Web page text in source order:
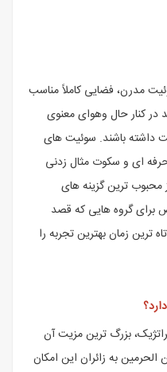
با ۲۰۰ اتاق و سوئیت مدرن، فضایی کاملاً مناسب
در کنار حال وهوای معنوی
داشته باشند. سوئیت های
ای و سکوت مثال زدنی
ترین گزینه های
برای گروه هایی که قصد
ترین زمان بهترین تجربه را
بزرگ ترین مزیت آن
ای تا بین الحرمین به زائران این امکان